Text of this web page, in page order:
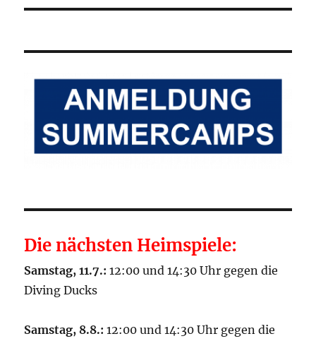
Die nächsten Heimspiele:
Samstag, 11.7.: 12:00 und 14:30 Uhr gegen die
Diving Ducks
Samstag, 8.8.: 12:00 und 14:30 Uhr gegen die